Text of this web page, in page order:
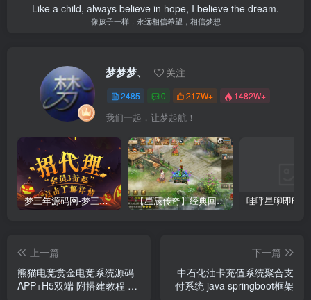
Like a child, always believe in hope, I believe the dream.
像孩子一样，永远相信希望，相信梦想
梦梦梦、 关注
2485 0 217W+ 1482W+
我们一起，让梦起航！
梦三年源码网-梦三年ym会员代理详情 【星辰传奇】经典回合制手游+安卓端+GM工具+详细搭建教程
上一篇
熊猫电竞赏金电竞系统源码
APP+H5双端 附搭建教程 支
下一篇
中石化油卡充值系统聚合支
付系统 java springboot框架